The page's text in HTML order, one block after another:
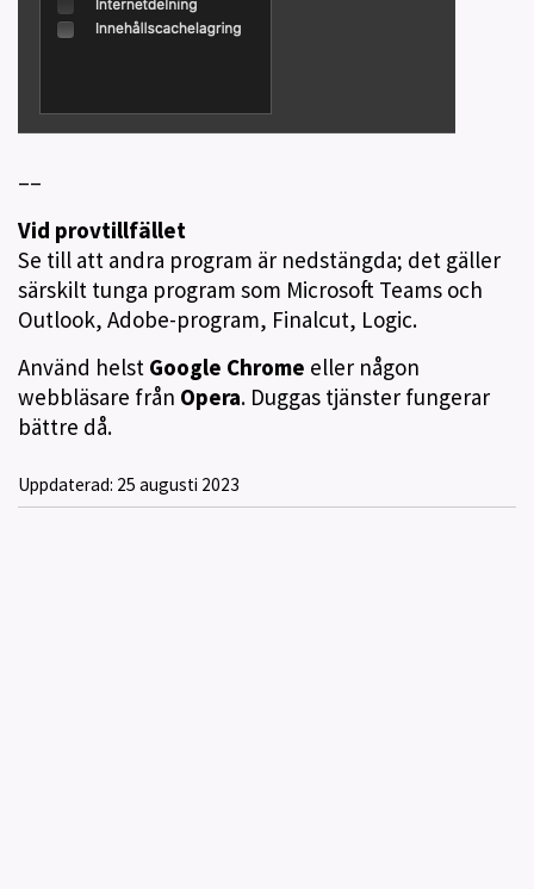
––
Vid provtillfället
Se till att andra program är nedstängda; det gäller
särskilt tunga program som Microsoft Teams och
Outlook, Adobe-program, Finalcut, Logic.
Använd helst Google Chrome eller någon
webbläsare från Opera. Duggas tjänster fungerar
bättre då.
Uppdaterad: 25 augusti 2023